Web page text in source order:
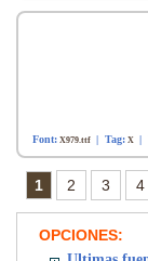
Font: X979.ttf | Tag: X |
1 2 3 4
OPCIONES: